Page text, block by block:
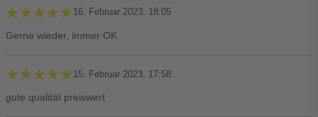
★★★★★
★★★★★ 16. Februar 2023, 18:05
Gerne wieder, immer OK
★★★★★
★★★★★ 15. Februar 2023, 17:58
gute qualität preiswert